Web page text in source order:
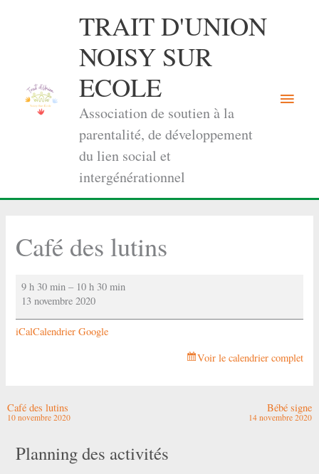
TRAIT D'UNION
NOISY SUR
ECOLE
Association de soutien à la
parentalité, de développement
du lien social et
intergénérationnel
Menu
Café des lutins
Café
des
lutins
9 h 30 min – 10 h 30 min
13 novembre 2020
iCalCalendrier Google
Voir le calendrier complet
Café des lutins
10 novembre 2020
Bébé signe
14 novembre 2020
Planning des activités